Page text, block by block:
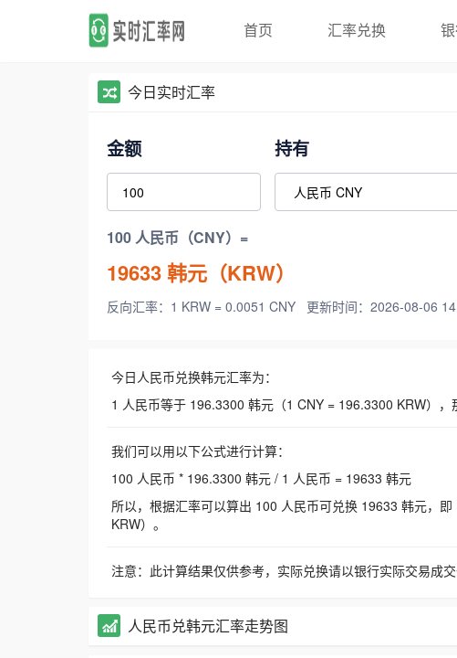
首页 汇率兑换
今日实时汇率
金额 持有
100 人民币（CNY）=
19633韩元（KRW）
反向汇率：1 KRW = 0.0051 CNY 更新时间：2026-08-06
今日人民币兑换韩元汇率为：
1 人民币等于 196.3300 韩元（1 CNY = 196.3300 KRW），
我们可以用以下公式进行计算：
100 人民币 * 196.3300 韩元 / 1 人民币 = 19633 韩元
所以，根据汇率可以算出 100 人民币可兑换 19633 韩元，
KRW）。
注意：此计算结果仅供参考，实际兑换请以银行实际交易成交
人民币兑韩元汇率走势图